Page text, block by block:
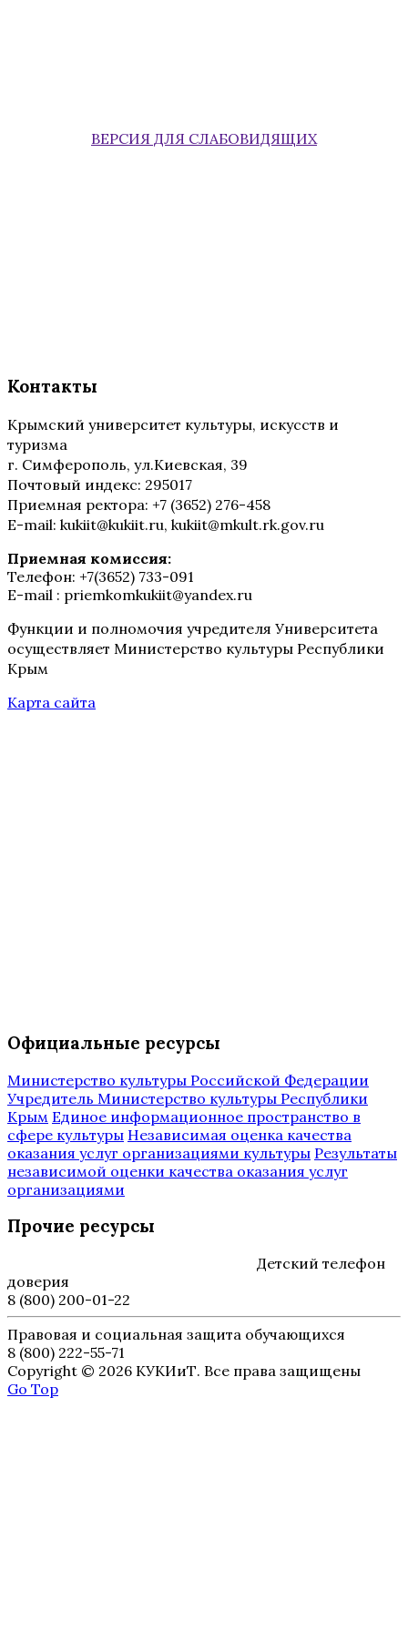
ВЕРСИЯ ДЛЯ СЛАБОВИДЯЩИХ
Контакты
Крымский университет культуры, искусств и
туризма
г. Симферополь, ул.Киевская, 39
Почтовый индекс: 295017
Приемная ректора: +7 (3652) 276-458
E-mail: kukiit@kukiit.ru, kukiit@mkult.rk.gov.ru
Приемная комиссия:
Телефон: +7(3652) 733-091
E-mail : priemkomkukiit@yandex.ru
Функции и полномочия учредителя Университета
осуществляет Министерство культуры Республики
Крым
Карта сайта
Официальные ресурсы
Министерство культуры Российской Федерации
Учредитель Министерство культуры Республики
Крым Единое информационное пространство в
сфере культуры Независимая оценка качества
оказания услуг организациями культуры Результаты
независимой оценки качества оказания услуг
организациями
Прочие ресурсы
Детский телефон
доверия
8 (800) 200-01-22
Правовая и социальная защита обучающихся
8 (800) 222-55-71
Copyright © 2026 КУКИиТ. Все права защищены
Go Top